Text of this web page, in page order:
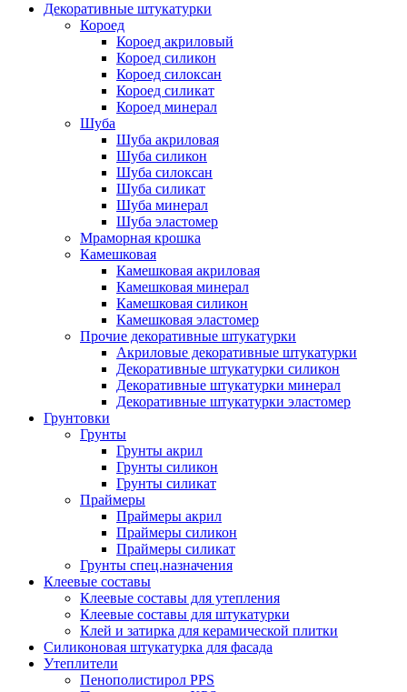
Декоративные штукатурки
Короед
Короед акриловый
Короед силикон
Короед силоксан
Короед силикат
Короед минерал
Шуба
Шуба акриловая
Шуба силикон
Шуба силоксан
Шуба силикат
Шуба минерал
Шуба эластомер
Мраморная крошка
Камешковая
Камешковая акриловая
Камешковая минерал
Камешковая силикон
Камешковая эластомер
Прочие декоративные штукатурки
Акриловые декоративные штукатурки
Декоративные штукатурки силикон
Декоративные штукатурки минерал
Декоративные штукатурки эластомер
Грунтовки
Грунты
Грунты акрил
Грунты силикон
Грунты силикат
Праймеры
Праймеры акрил
Праймеры силикон
Праймеры силикат
Грунты спец.назначения
Клеевые составы
Клеевые составы для утепления
Клеевые составы для штукатурки
Клей и затирка для керамической плитки
Силиконовая штукатурка для фасада
Утеплители
Пенополистирол PPS